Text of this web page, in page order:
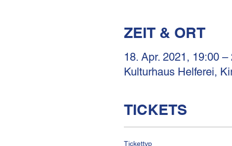
ZEIT & ORT
18. Apr. 2021, 19:00 –
Kulturhaus Helferei,
TICKETS
Tickettyp